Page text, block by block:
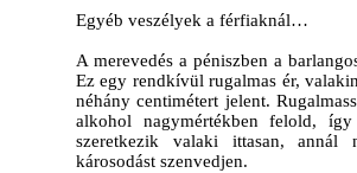
Egyéb veszélyek a férfiaknál…
A merevedés a péniszben a
Ez egy rendkívül rugalmas ér,
néhány centimétert jelent.
alkohol nagymértékben felold,
szeretkezik valaki ittasan, annál
károsodást szenvedjen.